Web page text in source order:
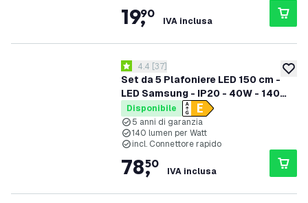
19,
90
IVA inclusa
Set da 5 Plafoniere LED 150 cm -
LED Samsung - IP20 - 40W - 140
lm/W - 4000K - 5 anni di garanzia
apri il cassetto delle recensioni
4.4 stelle di valutazione
4.4 [37]
Disponibile
5 anni di garanzia
140 lumen per Watt
incl. Connettore rapido
78,
50
IVA inclusa